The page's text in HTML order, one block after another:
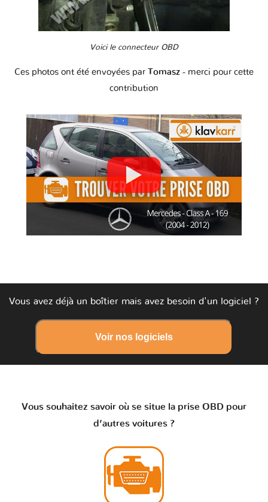
Voici le connecteur OBD
Ces photos ont été envoyées par Tomasz - merci pour cette
contribution
Vous avez déjà un boîtier mais avez besoin d'un logiciel ?
Voir nos logiciels
Vous souhaitez savoir où se situe la prise OBD pour
d’autres voitures ?